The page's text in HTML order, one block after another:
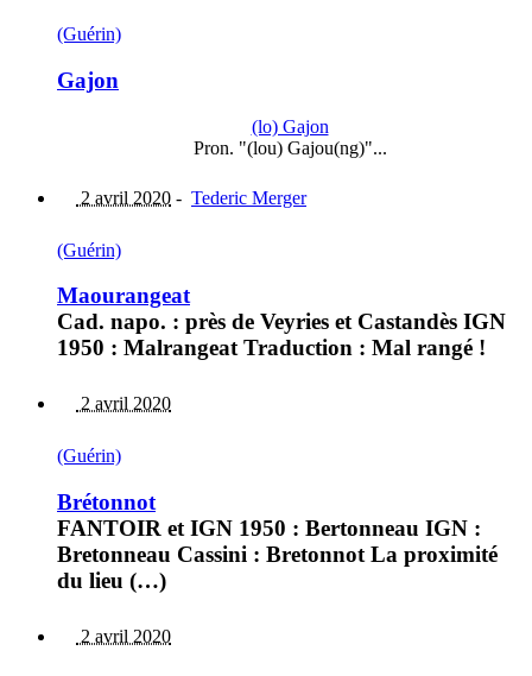
(Guérin)
Gajon
(lo) Gajon
Pron. "(lou) Gajou(ng)"...
2 avril 2020 - Tederic Merger
(Guérin)
Maourangeat
Cad. napo. : près de Veyries et Castandès IGN
1950 : Malrangeat Traduction : Mal rangé !
2 avril 2020
(Guérin)
Brétonnot
FANTOIR et IGN 1950 : Bertonneau IGN :
Bretonneau Cassini : Bretonnot La proximité
du lieu (…)
2 avril 2020